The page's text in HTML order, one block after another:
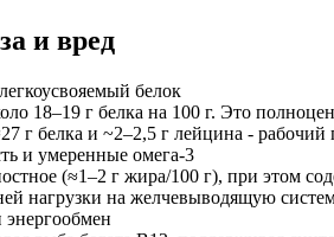
и вред
белок
18–19 г белка на 100 г. Это
г белка и ~2–2,5 г лейцина -
и умеренные омега‑3
(≈1–2 г жира/100 г), при этом
нагрузки на желчевыводящую